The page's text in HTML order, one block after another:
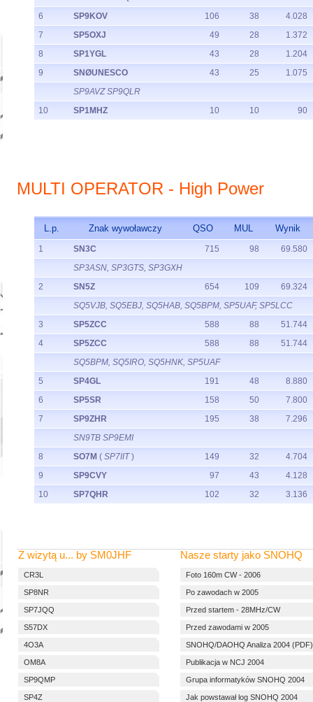
6
SP9KOV 106 38
4.028
7
SP5OXJ 49 28
1.372
8
SP1YGL 43 28
1.204
9
SNØUNESCO 43 25
1.075
SP9AVZ SP9QLR
10
SP1MHZ 10 10 90
MULTI OPERATOR - High Power
L.p. Znak wywoławczy QSO MUL Wynik
1 SN3C 715 98
69.580
SP3ASN, SP3GTS, SP3GXH
2
SN5Z 654 109
69.324
SQ5VJB, SQ5EBJ, SQ5HAB, SQ5BPM, SP5UAF, SP5LCC
3
SP5ZCC 588 88
51.744
4
SP5ZCC 588 88
51.744
SQ5BPM, SQ5IRO, SQ5HNK, SP5UAF
5
SP4GL 191 48
8.880
6
SP5SR 158 50
7.800
7
SP9ZHR 195 38
7.296
SN9TB SP9EMI
8
SO7M ( SP7IIT) 149 32
4.704
9
SP9CVY 97 43
4.128
10
SP7QHR 102 32 3.136
Z wizytą u... by SM0JHF
CR3L
SP8NR
SP7JQQ
S57DX
4O3A
OM8A
SP9QMP
SP4Z
Nasze starty jako SNOHQ
Foto 160m CW - 2006
Po zawodach w 2005
Przed startem - 28MHz/CW
Przed zawodami w 2005
SNOHQ/DAOHQ Analiza 2004 (PDF)
Publikacja w NCJ 2004
Grupa informatyków SNOHQ 2004
Jak powstawał log SNOHQ 2004